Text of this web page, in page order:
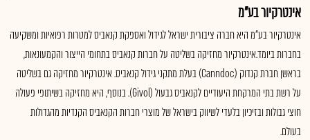
אינטרקיור בע"מ
אינטרקיור בע"מ היא חברה ציבורית ישראל לגידול ואספקת קנאביס למטרות רפואיות ומשקיעה
בחברות ביומד.אינטרקיור מחזיקה בשליטה על חברות קנאביס בתחומי הייצור והקמעונאות,
בראשן חברת קנדוק (Canndoc) בעלת מתקני גידול קנאביס. אינטרקיור מחזיקה גם בשליטה
על רשת בתי המרקחת היעודיים לקנאביס גבעול (Givol). בנוסף, היא מחזיקה בשיתופי פעולה
חוצי גבולות ובזיכיון בלעדי לשיווק בישראל של מוצרי חברות הקנאביס הקנדיות מהגדולות
בעולם.